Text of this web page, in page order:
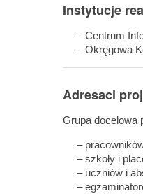
Instytucje
– Centrum
– Okręgowa
Adresaci
Grupa docelowa
– pracowników
– szkoły i
– uczniów i
–